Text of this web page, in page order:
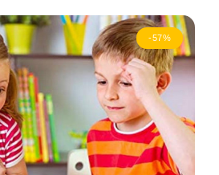
-57%